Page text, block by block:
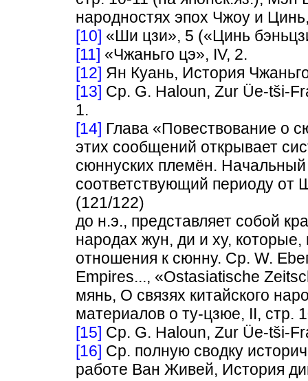
народностях эпох Чжоу и
[10] «Ши цзи», 5 («Цинь
[11] «Чжаньго цэ», IV, 2.
[12] Ян Куань, История
[13] Ср. G. Haloun, Zur Üe-tši-
1.
[14] Глава «Повествование о
этих сообщений открывает
сюннуских племён.
соответствующий периоду от
(121/122)
до н.э., представляет собой
народах жун, ди и ху,
отношения к сюнну. Ср. W.
Empires..., «Ostasiatische
мянь, О связях китайского
материалов о ту-цзюе, II, стр.
[15] Ср. G. Наlоun, Zur Üe-tši-
[16] Ср. полную сводку
работе Ван Живей, История